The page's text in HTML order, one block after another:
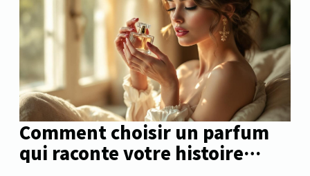
Comment choisir un parfum
qui raconte votre histoire